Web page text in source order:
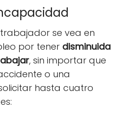
se vea en
por tener disminuida
, sin importar que
o una
hasta cuatro